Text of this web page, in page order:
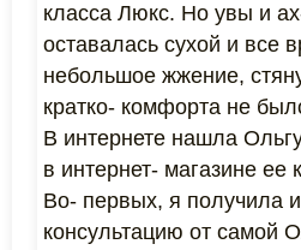
класса Люкс. Но увы и
оставалась сухой и все
небольшое жжение,
кратко- комфорта не
В интернете нашла
в интернет- магазине ее
Во- первых, я получила
консультацию от самой